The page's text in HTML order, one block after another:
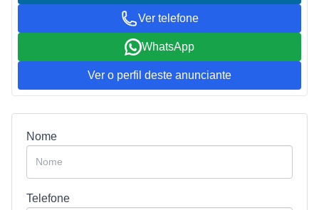
Ver telefone
WhatsApp
Ver o perfil deste anunciante
Nome
Telefone